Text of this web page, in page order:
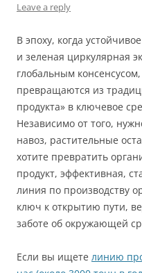
Leave a reply
В эпоху, когда
и зеленая циркулярная
глобальным
превращаются из
продукта» в ключевое
Независимо от того,
навоз, растительные
хотите превратить
продукт, эффективная,
линия по производству
ключ к открытию пути,
заботе об окружающей
Если вы ищете линию